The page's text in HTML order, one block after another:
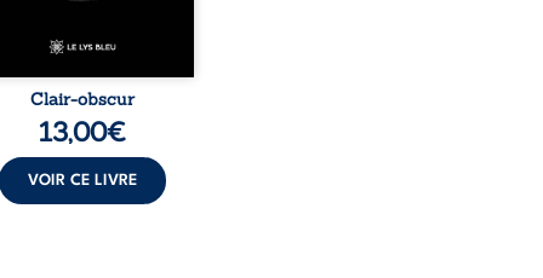
Clair-obscur
13,00€
VOIR CE LIVRE